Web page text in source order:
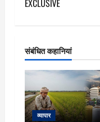
श
EXCLUSIVE
संबंधित कहानियां
व्यापार